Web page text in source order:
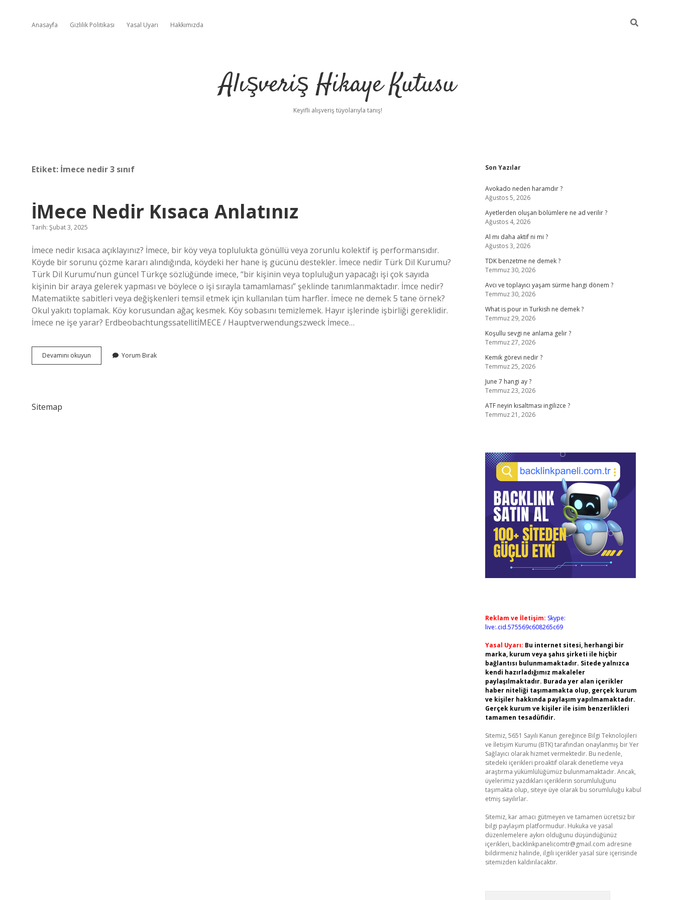
Anasayfa Gizlilik Politikası Yasal Uyarı Hakkımızda
Alışveriş Hikaye Kutusu
Keyifli alışveriş tüyolarıyla tanış!
Etiket: İmece nedir 3 sınıf
İMece Nedir Kısaca Anlatınız
Tarih: Şubat 3, 2025
İmece nedir kısaca açıklayınız? İmece, bir köy veya toplulukta gönüllü veya zorunlu kolektif iş performansıdır.
Köyde bir sorunu çözme kararı alındığında, köydeki her hane iş gücünü destekler. İmece nedir Türk Dil Kurumu?
Türk Dil Kurumu’nun güncel Türkçe sözlüğünde imece, “bir kişinin veya topluluğun yapacağı işi çok sayıda
kişinin bir araya gelerek yapması ve böylece o işi sırayla tamamlaması” şeklinde tanımlanmaktadır. İmce nedir?
Matematikte sabitleri veya değişkenleri temsil etmek için kullanılan tüm harfler. İmece ne demek 5 tane örnek?
Okul yakıtı toplamak. Köy korusundan ağaç kesmek. Köy sobasını temizlemek. Hayır işlerinde işbirliği gereklidir.
İmece ne işe yarar? ErdbeobachtungssatellitİMECE / Hauptverwendungszweck İmece…
Devamını okuyun
Nedir
Yorum Bırak
Sitemap
Sidebar
Son Yazılar
Avokado neden haramdır ?
Ağustos 5, 2026
Ayetlerden oluşan bölümlere ne ad verilir ?
Ağustos 4, 2026
Al mı daha aktif ni mi ?
Ağustos 3, 2026
TDK benzetme ne demek ?
Temmuz 30, 2026
Avcı ve toplayıcı yaşam sürme hangi dönem ?
Temmuz 30, 2026
What is pour in Turkish ne demek ?
Temmuz 29, 2026
Koşullu sevgi ne anlama gelir ?
Temmuz 27, 2026
Kemik görevi nedir ?
Temmuz 25, 2026
June 7 hangi ay ?
Temmuz 23, 2026
ATF neyin kısaltması ingilizce ?
Temmuz 21, 2026
Reklam ve İletişim: Skype:
live:.cid.575569c608265c69
Yasal Uyarı: Bu internet sitesi, herhangi bir
marka, kurum veya şahıs şirketi ile hiçbir
bağlantısı bulunmamaktadır. Sitede yalnızca
kendi hazırladığımız makaleler
paylaşılmaktadır. Burada yer alan içerikler
haber niteliği taşımamakta olup, gerçek kurum
ve kişiler hakkında paylaşım yapılmamaktadır.
Gerçek kurum ve kişiler ile isim benzerlikleri
tamamen tesadüfidir.
Sitemiz, 5651 Sayılı Kanun gereğince Bilgi Teknolojileri
ve İletişim Kurumu (BTK) tarafından onaylanmış bir Yer
Sağlayıcı olarak hizmet vermektedir. Bu nedenle,
sitedeki içerikleri proaktif olarak denetleme veya
araştırma yükümlülüğümüz bulunmamaktadır. Ancak,
üyelerimiz yazdıkları içeriklerin sorumluluğunu
taşımakta olup, siteye üye olarak bu sorumluluğu kabul
etmiş sayılırlar.
Sitemiz, kar amacı gütmeyen ve tamamen ücretsiz bir
bilgi paylaşım platformudur. Hukuka ve yasal
düzenlemelere aykırı olduğunu düşündüğünüz
içerikleri, backlinkpanelicomtr@gmail.com adresine
bildirmeniz halinde, ilgili içerikler yasal süre içerisinde
sitemizden kaldırılacaktır.